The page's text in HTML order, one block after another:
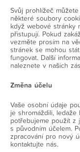
Svůj prohlížeč
některé soubory
když webové stránky
přistupují. Pokud
vezměte prosím na
stránek se mohou
fungovat. Další
naleznete v našich
Změna účelu
Vaše osobní údaje
je shromáždili,
potřebujeme použít z
s původním účelem.
zpracování pro nový
kontaktujte nás.